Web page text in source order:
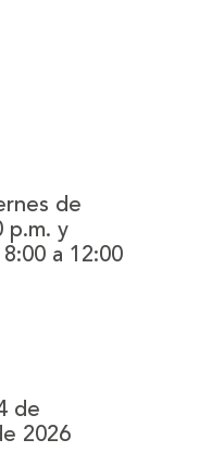
de
p.m. y
a 12:00
de
2026